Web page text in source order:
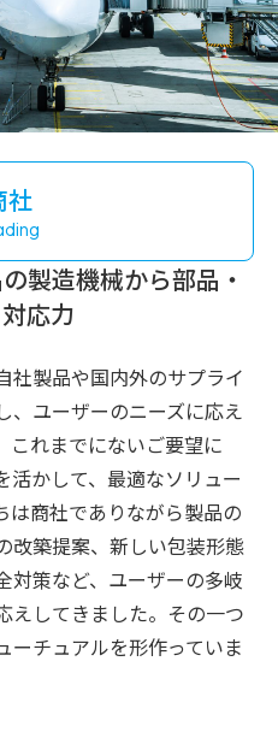
社
の製造機械から部品・
応力
社製品や国内外のサプライ
、ユーザーのニーズに応え
これまでにないご要望に
活かして、最適なソリュー
は商社でありながら製品の
改築提案、新しい包装形態
対策など、ユーザーの多岐
えしてきました。その一つ
ーチュアルを形作っていま